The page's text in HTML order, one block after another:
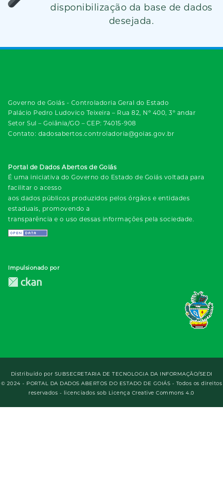
disponibilização da base de dados
desejada.
Governo de Goiás - Controladoria Geral do Estado
Palácio Pedro Ludovico Teixeira – Rua 82, Nº 400, 3º andar
Setor Sul – Goiânia/GO – CEP: 74015-908
Contato: dadosabertos.controladoria@goias.gov.br
Portal de Dados Abertos de Goiás
É uma iniciativa do Governo do Estado de Goiás voltada para
facilitar o acesso
aos dados públicos produzidos pelos órgãos e entidades
estaduais, promovendo a
transparência e o uso dessas informações pela sociedade.
Impulsionado por
Distribuído por SUBSECRETARIA DE TECNOLOGIA DA INFORMAÇÃO/SEDI
© 2024 - PORTAL DA DADOS ABERTOS DO ESTADO DE GOIÁS - Todos os direitos
reservados - licenciados sob Licença Creative Commons 4.0